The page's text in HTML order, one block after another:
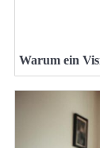
Warum ein